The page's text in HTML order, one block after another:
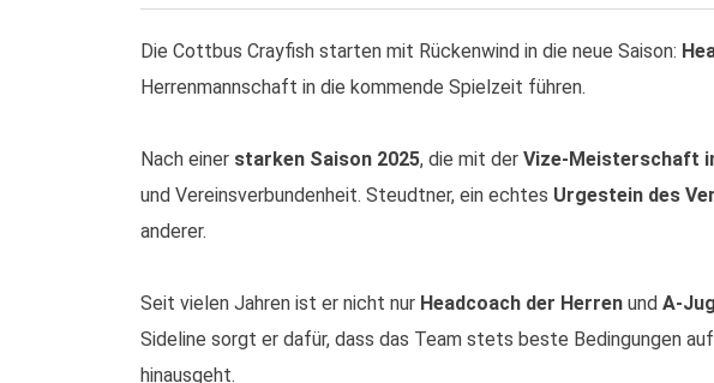
Die Cottbus Crayfish starten mit Rückenwind in die neue Saison:
Herrenmannschaft in die kommende Spielzeit führen.
Nach einer starken Saison 2025, die mit der Vize-Meisterschaft
und Vereinsverbundenheit. Steudtner, ein echtes Urgestein des
anderer.
Seit vielen Jahren ist er nicht nur Headcoach der Herren und A-
Sideline sorgt er dafür, dass das Team stets beste Bedingungen
hinausgeht.
Cottbus Crayfish - American Football in Cottbus
seit 1993. In unserer nun 30 jährigen Geschichte
1. ASC
Elisabeth-